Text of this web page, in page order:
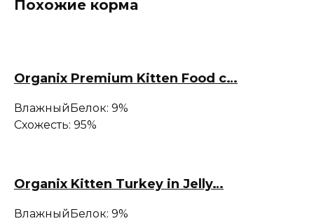
Похожие корма
Organix Premium Kitten Food с…
ВлажныйБелок: 9%
Схожесть: 95%
Organix Kitten Turkey in Jelly…
ВлажныйБелок: 9%